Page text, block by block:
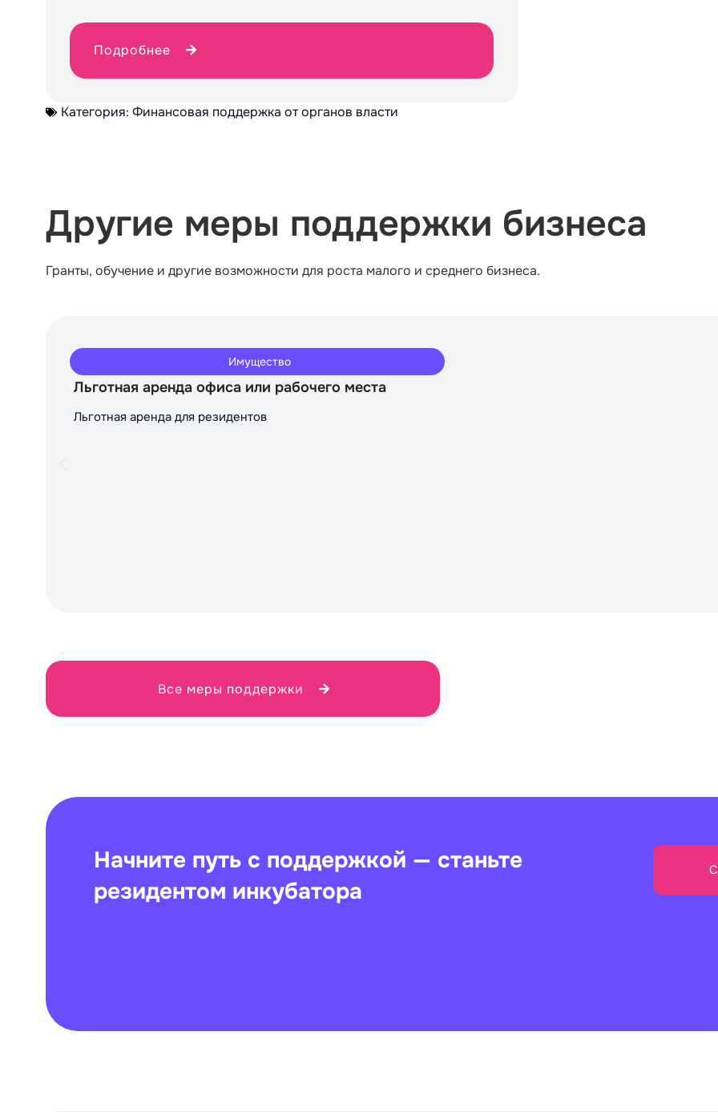
Подробнее
Категория: Финансовая поддержка от органов власти
Другие меры поддержки бизнеса
Гранты, обучение и другие возможности для роста малого и среднего бизнеса.
Имущество
Льготная аренда офиса или рабочего места
Льготная аренда для резидентов
Все меры поддержки
Начните путь с поддержкой — станьте
резидентом инкубатора